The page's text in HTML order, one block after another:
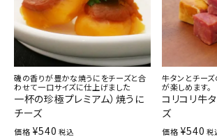
磯の香りが豊かな焼うにをチーズと合
わせて一口サイズに仕上げました
一杯の珍極プレミアム）焼うに
チーズ
価格 ¥540 税込
牛タンとチー
が楽しめます。
コリコリ牛
ズ
価格 ¥540 税